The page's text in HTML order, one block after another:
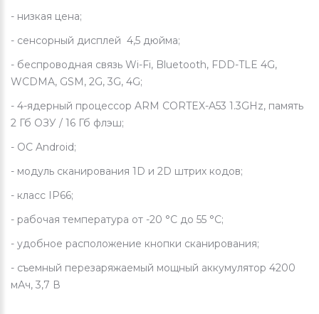
- низкая цена;
- сенсорный дисплей 4,5 дюйма;
- беспроводная связь Wi-Fi, Bluetooth, FDD-TLE 4G,
WCDMA, GSM, 2G, 3G, 4G;
- 4-ядерный процессор ARM CORTEX-A53 1.3GHz, память
2 Гб ОЗУ / 16 Гб флэш;
- ОС Android;
- модуль сканирования 1D и 2D штрих кодов;
- класс IP66;
- рабочая температура от -20 °C до 55 °C;
- удобное расположение кнопки сканирования;
- съемный перезаряжаемый мощный аккумулятор 4200
мАч, 3,7 В